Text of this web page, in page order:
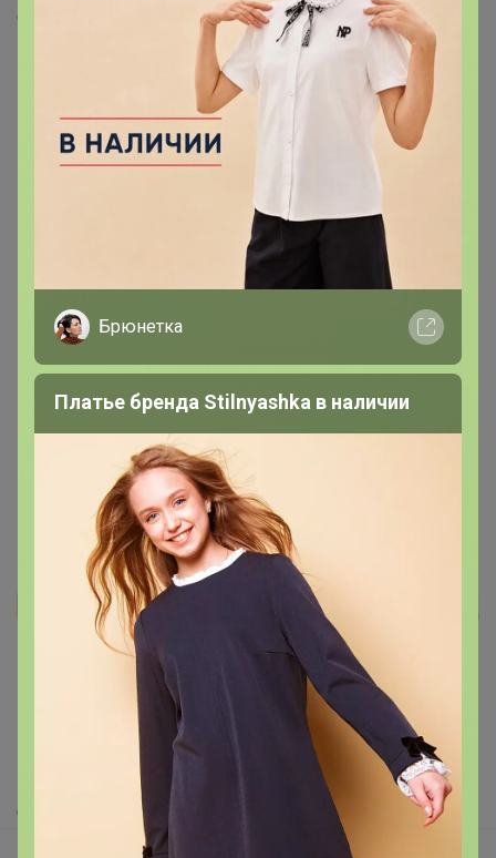
Скопировать ссылку
Номинировать на медаль
Друзья в клубе 3
Как здесь все устроено?
Как сделать заказ?
Доставка
Брюнетка
Платье бренда Stilnyashka в наличии